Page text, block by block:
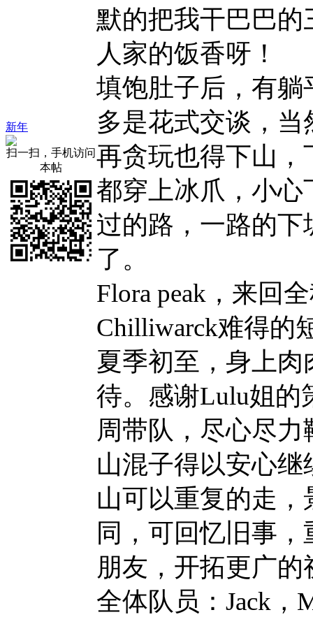
新年
扫一扫，手机访问
本帖
默的把我干巴巴
人家的饭香呀！
填饱肚子后，有
多是花式交谈，
再贪玩也得下山
都穿上冰爪，小
过的路，一路的
了。
Flora peak，来回
Chilliwarck难得的
夏季初至，身上
待。感谢Lulu姐的
周带队，尽心尽
山混子得以安心
山可以重复的走
同，可回忆旧事
朋友，开拓更广的
全体队员：Jack，